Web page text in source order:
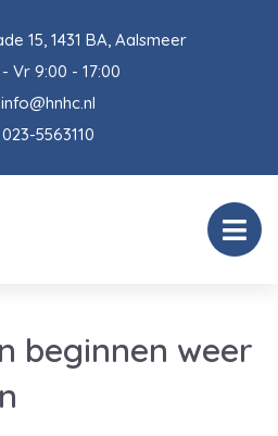
15, 1431 BA, Aalsmeer
Vr 9:00 - 17:00
info@hnhc.nl
023-5563110
beginnen weer